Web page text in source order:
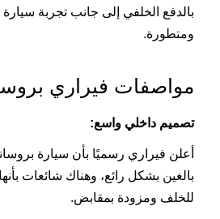
بالدفع الخلفي إلى جانب تجربة
ومتطورة.
مواصفات فيراري
تصميم داخلي واسع:
أعلن فيراري رسميًا بأن سيارة
بالغين بشكل رائع، وهناك شائعات
للخلف ومزودة بمقابض.